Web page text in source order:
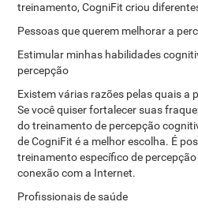
treinamento, CogniFit criou
Pessoas que querem melhorar a
Estimular minhas habilidades
percepção
Existem várias razões pelas quais a
Se você quiser fortalecer suas
do treinamento de percepção
de CogniFit é a melhor escolha. É
treinamento específico de
conexão com a Internet.
Profissionais de saúde